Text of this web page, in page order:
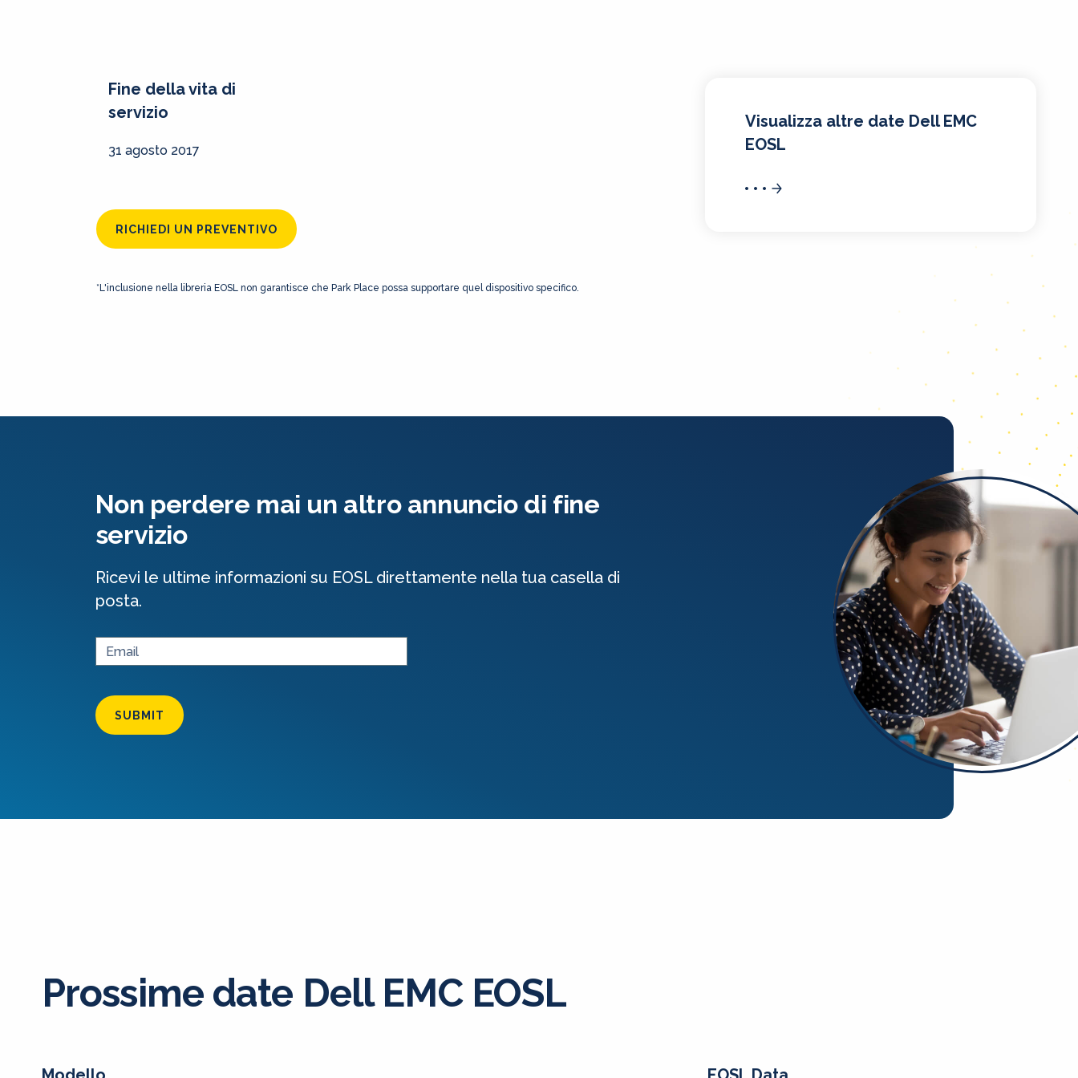
Fine della vita di
servizio
31 agosto 2017
RICHIEDI UN PREVENTIVO
*L'inclusione nella libreria EOSL non garantisce che Park Place possa supportare quel dispositivo specifico.
Visualizza altre date Dell EMC
EOSL
Non perdere mai un altro annuncio di fine
servizio
Ricevi le ultime informazioni su EOSL direttamente nella tua casella di
posta.
SUBMIT
Prossime date Dell EMC EOSL